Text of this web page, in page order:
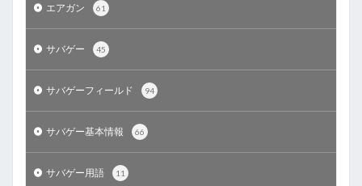
エアガン 61
サバゲー 45
サバゲーフィールド 94
サバゲー基本情報 66
サバゲー用語 11